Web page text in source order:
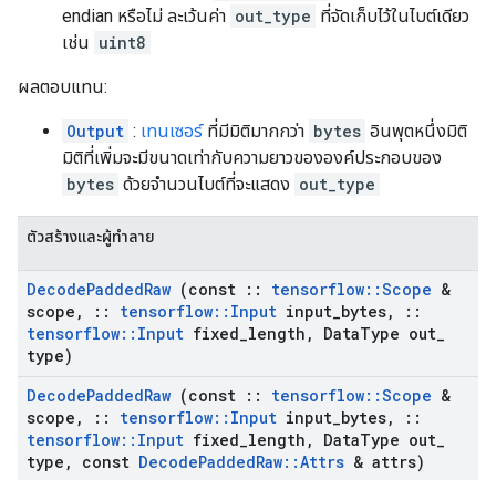
endian หรือไม่ ละเว้นค่า out_type ที่จัดเก็บไว้ในไบต์เดียว
เช่น uint8
ผลตอบแทน:
Output : เทนเซอร์ที่มีมิติมากกว่า bytes อินพุตหนึ่งมิติ
มิติที่เพิ่มจะมีขนาดเท่ากับความยาวขององค์ประกอบของ
bytes ด้วยจำนวนไบต์ที่จะแสดง out_type
ตัวสร้างและผู้ทำลาย
DecodePaddedRaw (const :: tensorflow::Scope &
scope , :: tensorflow:: Input input bytes,
::
tensorflow:: Input fixed length , DataType out
type)
DecodePaddedRaw (const :: tensorflow::Scope &
scope , :: tensorflow:: Input input bytes,
::
tensorflow:: Input fixed length , DataType out
type , const DecodePaddedRaw::Attrs & attrs)